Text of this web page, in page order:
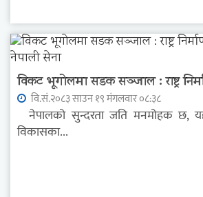
विकट भूगोलमा सडक सञ्जाल : राष्ट्र
वि.सं.२०८३ साउन १९ मंगलवार ०८:३८
नेपालको सुन्दरता जति मनमोहक छ,
विकासका...